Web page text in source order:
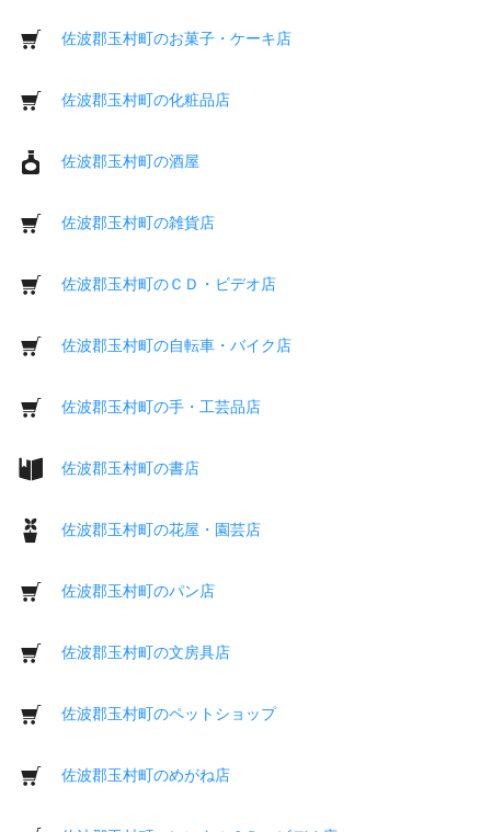
佐波郡玉村町のお菓子・ケーキ店
佐波郡玉村町の化粧品店
佐波郡玉村町の酒屋
佐波郡玉村町の雑貨店
佐波郡玉村町のＣＤ・ビデオ店
佐波郡玉村町の自転車・バイク店
佐波郡玉村町の手・工芸品店
佐波郡玉村町の書店
佐波郡玉村町の花屋・園芸店
佐波郡玉村町のパン店
佐波郡玉村町の文房具店
佐波郡玉村町のペットショップ
佐波郡玉村町のめがね店